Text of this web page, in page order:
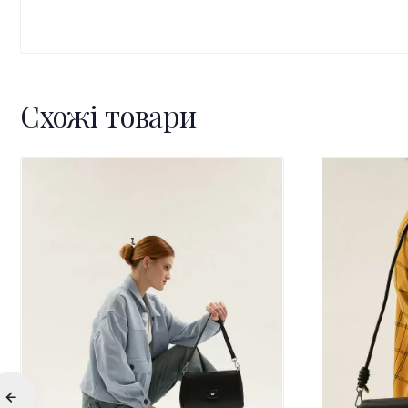
Схожі товари